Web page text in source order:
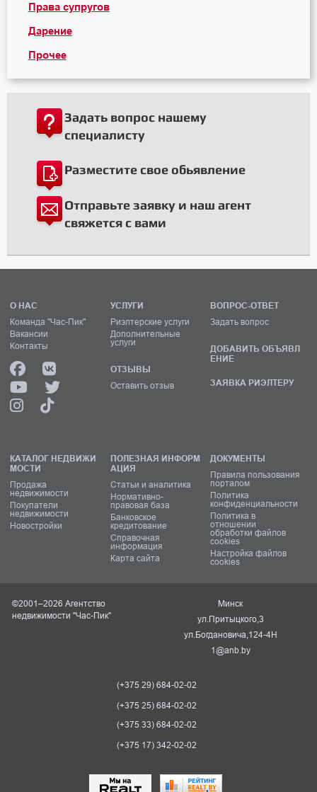
Права супругов
Дарение
Прочее
Задать вопрос нашему
специалисту
Разместите свое обьявление
Отправьте заявку и наш агент
свяжется с вами
О НАС
Команда "Час-Пик"
Вакансии
Контакты
УСЛУГИ
Риэлтерские услуги
Дополнительные
услуги
ОТЗЫВЫ
Оставить отзыв
ВОПРОС-ОТВЕТ
Задать вопрос
ДОБАВИТЬ ОБЪЯВЛ
ЕНИЕ
ЗАЯВКА РИЭЛТЕРУ
КАТАЛОГ НЕДВИЖИ
МОСТИ
Продажа
недвижимости
Покупатели
недвижимости
Новостройки
ПОЛЕЗНАЯ ИНФОРМ
АЦИЯ
Статьи и аналитика
Нормативно-
правовая база
Банковское
кредитование
Справочная
информация
Карта сайта
ДОКУМЕНТЫ
Правила пользования
порталом
Политика
конфиденциальности
Политика в
отношении
обработки файлов
cookies
Настройка файлов
cookies
©2001–2026 Агентство
недвижимости "Час-Пик"
Минск
ул.Притыцкого,3
ул.Богдановича,124-4Н
1@anb.by
(+375 29) 684-02-02
(+375 25) 684-02-02
(+375 33) 684-02-02
(+375 17) 342-02-02